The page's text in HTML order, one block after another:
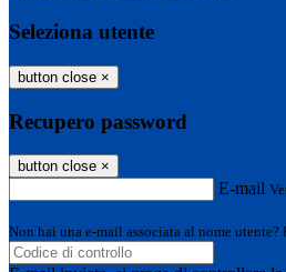
Seleziona utente
button close ×
Recupero password
button close ×
E-mail
Non hai una e-mail associata al nome